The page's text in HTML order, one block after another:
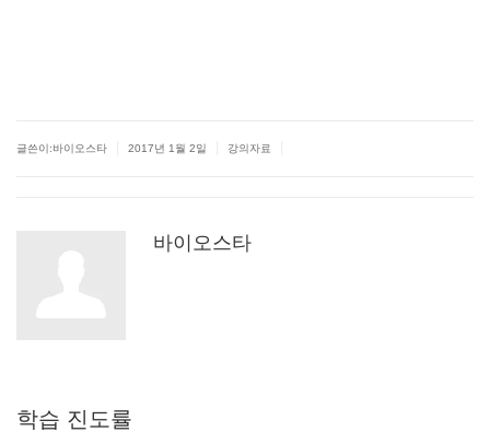
글쓴이:바이오스타 2017년 1월 2일 강의자료
바이오스타
학습 진도률